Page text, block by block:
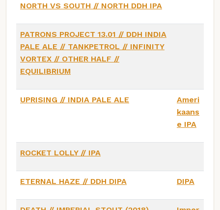
NORTH VS SOUTH // NORTH DDH IPA
PATRONS PROJECT 13.01 // DDH INDIA
PALE ALE // TANKPETROL // INFINITY
VORTEX // OTHER HALF //
EQUILIBRIUM
UPRISING // INDIA PALE ALE
Ameri
kaans
e IPA
ROCKET LOLLY // IPA
ETERNAL HAZE // DDH DIPA DIPA